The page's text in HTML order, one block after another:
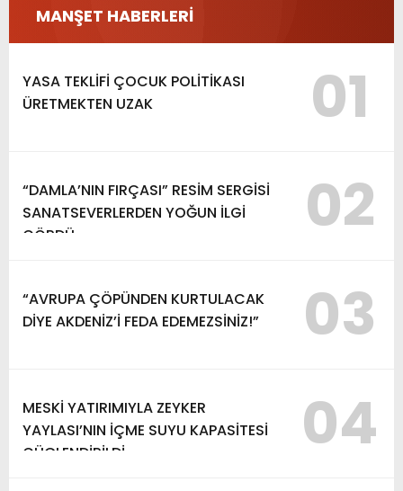
MANŞET HABERLERİ
YASA TEKLİFİ ÇOCUK POLİTİKASI
ÜRETMEKTEN UZAK
01
“DAMLA’NIN FIRÇASI” RESİM SERGİSİ
SANATSEVERLERDEN YOĞUN İLGİ
GÖRDÜ
02
“AVRUPA ÇÖPÜNDEN KURTULACAK
DİYE AKDENİZ’İ FEDA EDEMEZSİNİZ!”
03
MESKİ YATIRIMIYLA ZEYKER
YAYLASI’NIN İÇME SUYU KAPASİTESİ
GÜÇLENDİRİLDİ
04